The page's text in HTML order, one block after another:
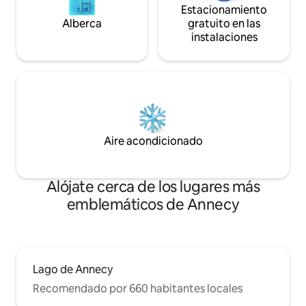
Alberca
Estacionamiento
gratuito en las
instalaciones
Aire acondicionado
Alójate cerca de los lugares más
emblemáticos de Annecy
Lago de Annecy
Recomendado por 660 habitantes locales